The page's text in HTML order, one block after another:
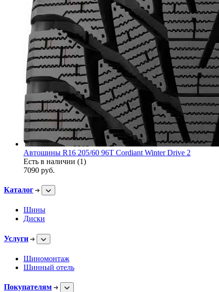
Автошины R16 205/60 96T Cordiant Winter Drive 2
Есть в наличии (1)
7090 руб.
Каталог
Шины
Диски
Услуги
Шиномонтаж
Шинный отель
Покупателям